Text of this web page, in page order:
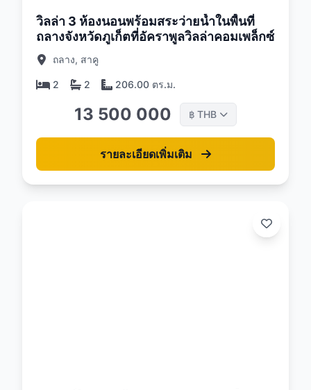
วิลล่า 3 ห้องนอนพร้อมสระว่ายน้ำในพื้นที่
ถลางจังหวัดภูเก็ตที่อัคราพูลวิลล่าคอมเพล็กซ์
ถลาง, สาคู
2 2 206.00 ตร.ม.
13 500 000 ฿ THB
รายละเอียดเพิ่มเติม